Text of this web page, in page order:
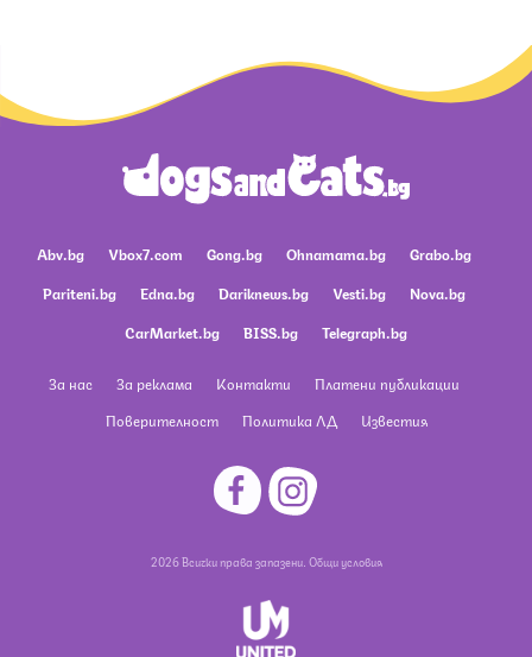
Abv.bg Vbox7.com Gong.bg Ohnamama.bg
Grabo.bg
Pariteni.bg
Edna.bg Dariknews.bg Vesti.bg
Nova.bg
CarMarket.bg
BISS.bg Telegraph.bg
За нас За реклама Контакти
Платени публикации
Поверителност
Политика ЛД Известия
2026 Всички права запазени. Общи условия